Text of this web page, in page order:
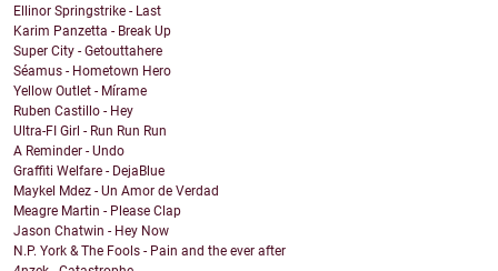
Ellinor Springstrike - Last
Karim Panzetta - Break Up
Super City - Getouttahere
Séamus - Hometown Hero
Yellow Outlet - Mírame
Ruben Castillo - Hey
Ultra-FI Girl - Run Run Run
A Reminder - Undo
Graffiti Welfare - DejaBlue
Maykel Mdez - Un Amor de Verdad
Meagre Martin - Please Clap
Jason Chatwin - Hey Now
N.P. York & The Fools - Pain and the ever after